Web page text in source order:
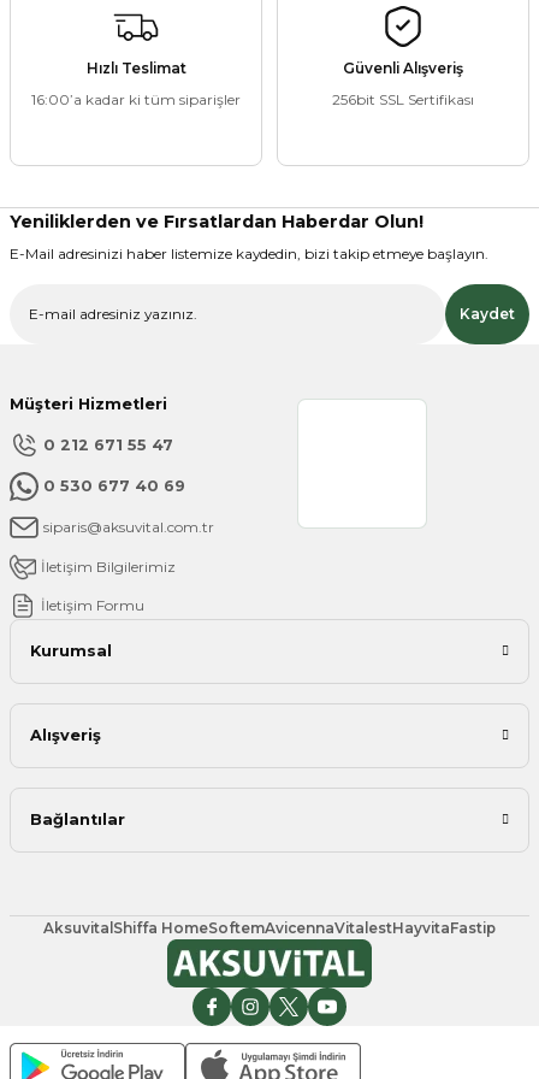
Ürün fiyatı diğer sitelerden daha pahalı.
Gönder
Hızlı Teslimat
16:00’a kadar ki tüm siparişler
Güvenli Alışveriş
256bit SSL Sertifikası
Yeniliklerden ve Fırsatlardan Haberdar Olun!
E-Mail adresinizi haber listemize kaydedin, bizi takip etmeye başlayın.
Kaydet
Müşteri Hizmetleri
0 212 671 55 47
0 530 677 40 69
siparis@aksuvital.com.tr
İletişim Bilgilerimiz
İletişim Formu
Kurumsal
Alışveriş
Bağlantılar
Aksuvital Shiffa HomeSoftemAvicennaVitalestHayvitaFastip